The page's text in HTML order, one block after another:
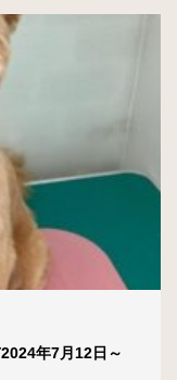
年7月12日～